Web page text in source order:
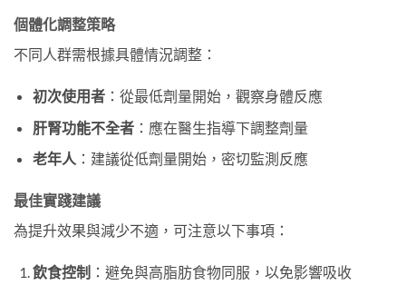
個體化調整策略
不同人群需根據具體情況調整：
初次使用者：從最低劑量開始，觀察身體反應
肝腎功能不全者：應在醫生指導下調整劑量
老年人 ：建議從低劑量開始，密切監測反應
最佳實踐建議
為提升效果與減少不適，可注意以下事項：
飲食控制 ：避免與高脂肪食物同服，以免影響吸收